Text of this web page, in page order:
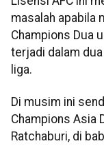
masalah apabila
Champions Dua
terjadi dalam
liga.
Di musim ini
Champions Asia
Ratchaburi, di